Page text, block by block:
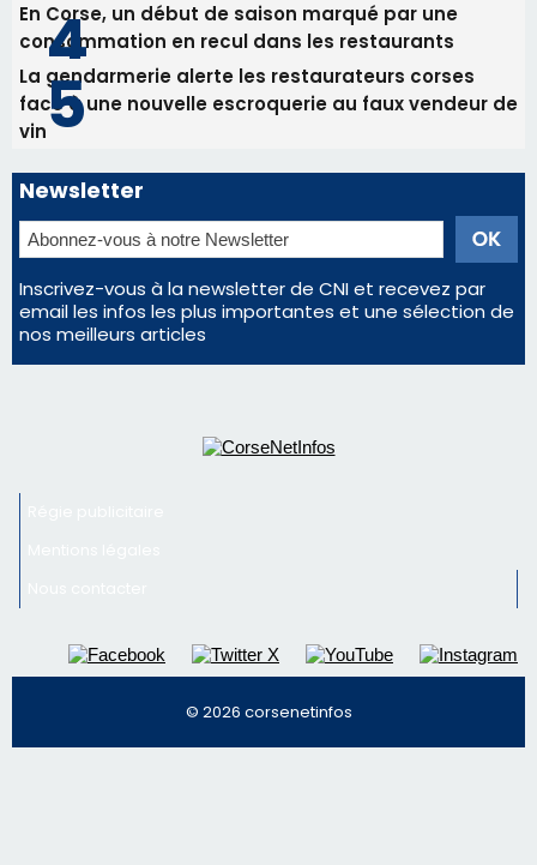
En Corse, un début de saison marqué par une
consommation en recul dans les restaurants
La gendarmerie alerte les restaurateurs corses
face à une nouvelle escroquerie au faux vendeur de
vin
Newsletter
Inscrivez-vous à la newsletter de CNI et recevez par
email les infos les plus importantes et une sélection de
nos meilleurs articles
© 2026 corsenetinfos